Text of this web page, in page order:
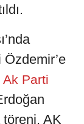
Ak Parti
töreni, AK